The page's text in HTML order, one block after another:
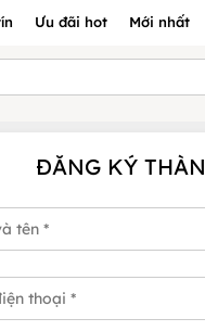
Ưu đãi hot Mới nhất
ĐĂNG KÝ